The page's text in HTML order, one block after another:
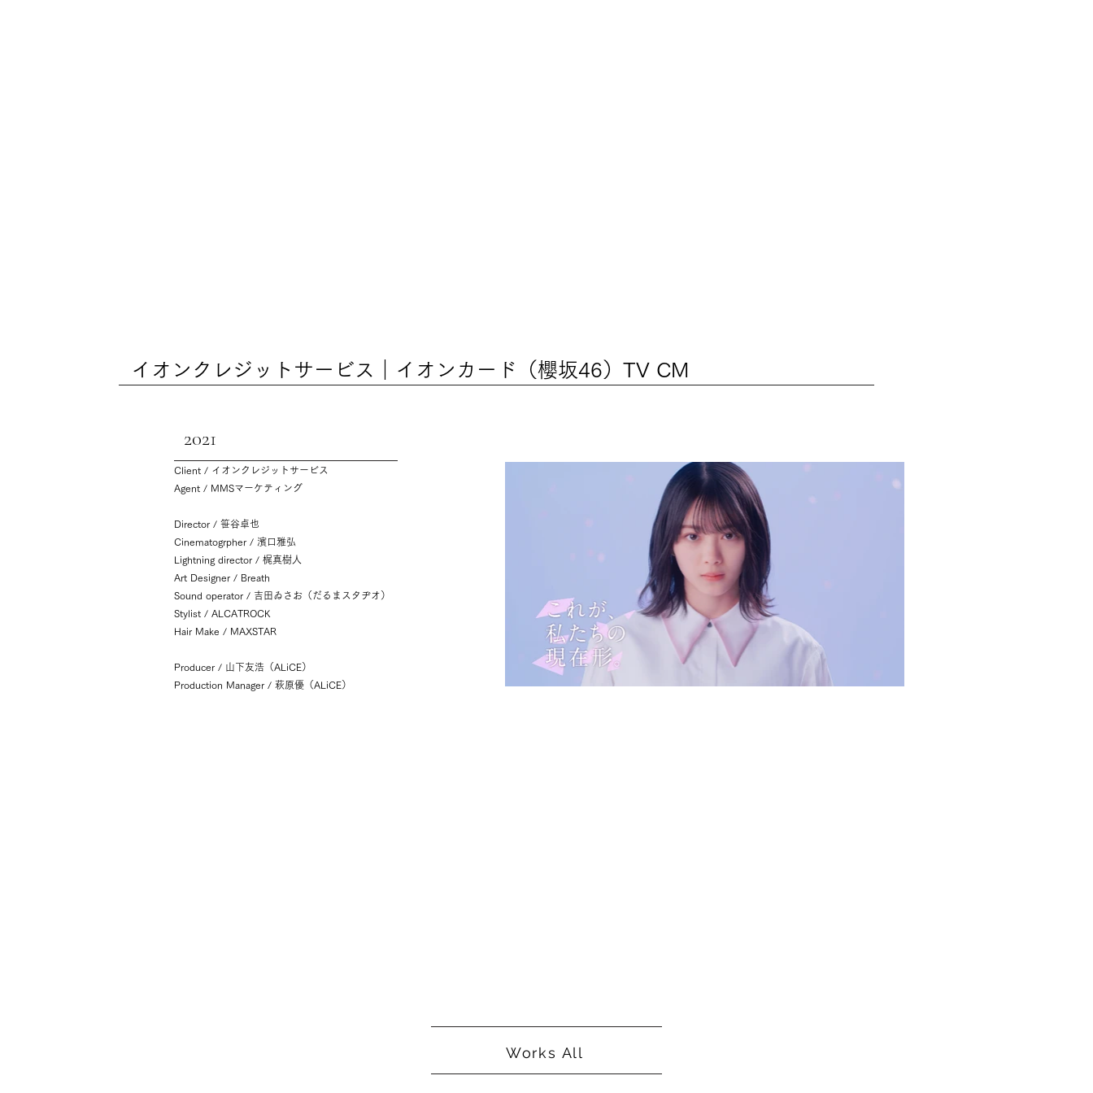
イオンクレジットサービス｜イオンカード（櫻坂46）TV CM
2021
Client / イオンクレジットサービス
Agent / MMSマーケティング
Director / 笹谷卓也
Cinematogrpher / 濱口雅弘
Lightning director / 梶真樹人
Art Designer / Breath
Sound operator / 吉田ゐさお（だるまスタヂオ）
Stylist / ALCATROCK
Hair Make / MAXSTAR
Producer / 山下友浩（ALiCE）
Production Manager / 萩原優（ALiCE）
Works All